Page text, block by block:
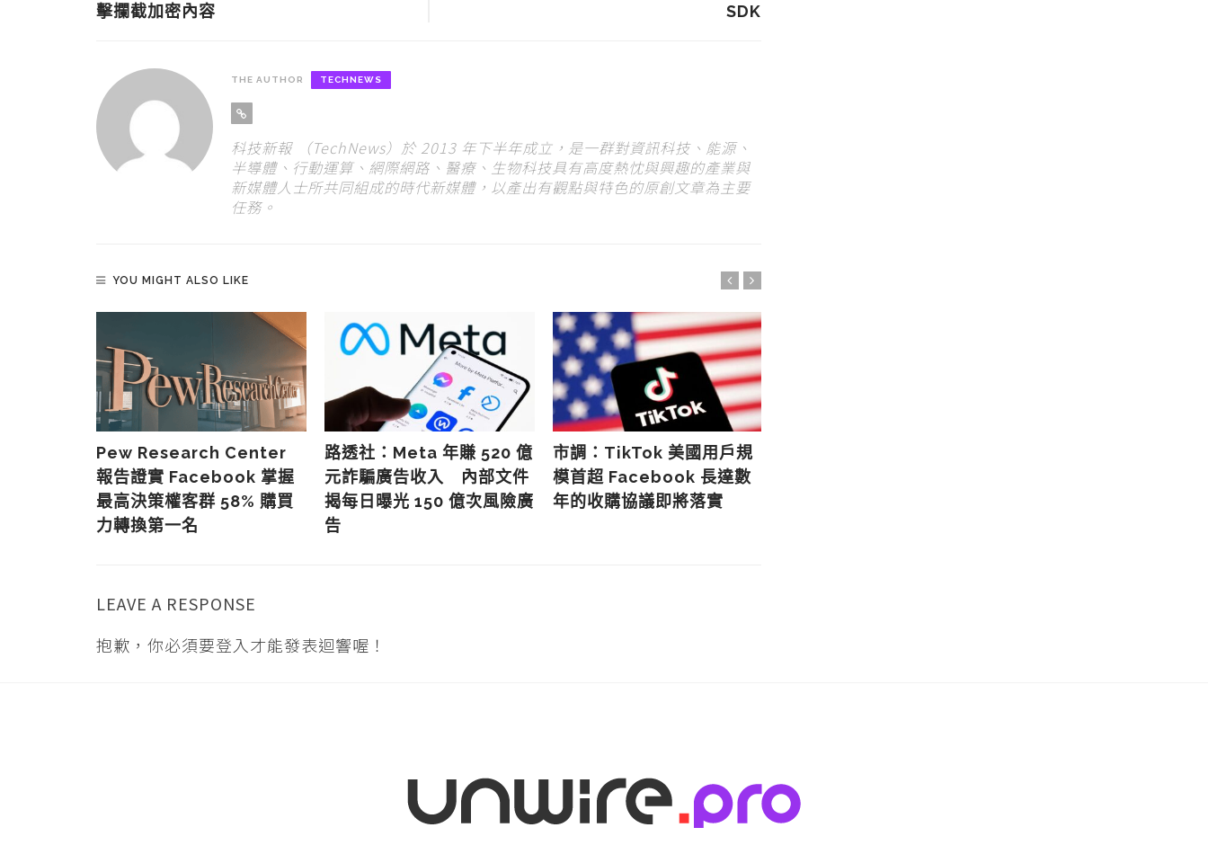
擊攔截加密內容
SDK
THE AUTHOR TECHNEWS
科技新報 （TechNews）於 2013 年下半年成立，是一群對資訊科技、能源、
半導體、行動運算、網際網路、醫療、生物科技具有高度熱忱與興趣的產業與
新媒體人士所共同組成的時代新媒體，以產出有觀點與特色的原創文章為主要
任務。
YOU MIGHT ALSO LIKE
Pew Research Center
報告證實 Facebook 掌握
最高決策權客群 58% 購買
力轉換第一名
路透社：Meta 年賺 520 億
元詐騙廣告收入 內部文件
揭每日曝光 150 億次風險廣
告
市調：TikTok 美國用戶規
模首超 Facebook 長達數
年的收購協議即將落實
LEAVE A RESPONSE
抱歉，你必須要登入才能發表迴響喔！